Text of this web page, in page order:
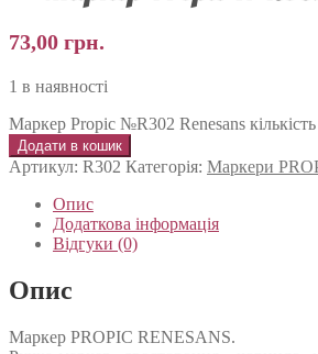
73,00 грн.
1 в наявності
Маркер Propic №R302 Renesans кількість
Додати в кошик
Артикул: R302 Категорія: Маркери
Опис
Додаткова інформація
Відгуки (0)
Опис
Маркер PROPIC RENESANS.